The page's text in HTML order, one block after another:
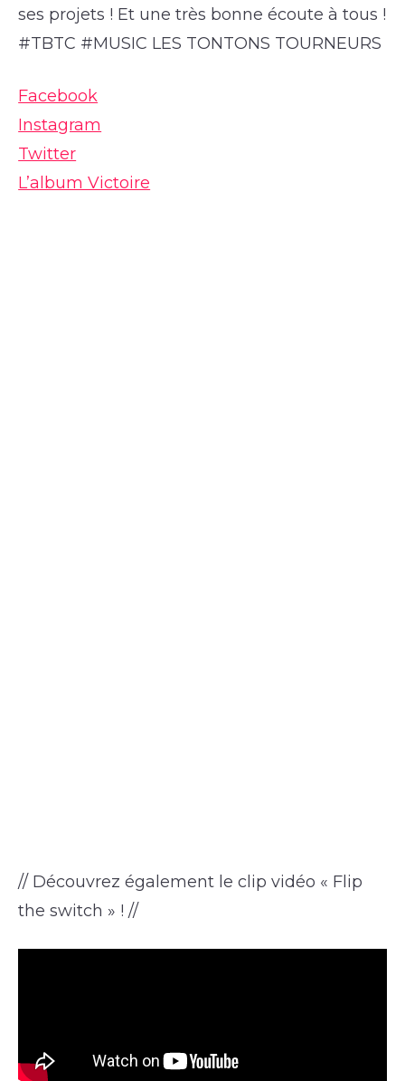
ses projets ! Et une très bonne écoute à tous !
#TBTC #MUSIC LES TONTONS TOURNEURS
Facebook
Instagram
Twitter
L’album Victoire
// Découvrez également le clip vidéo « Flip
the switch » ! //